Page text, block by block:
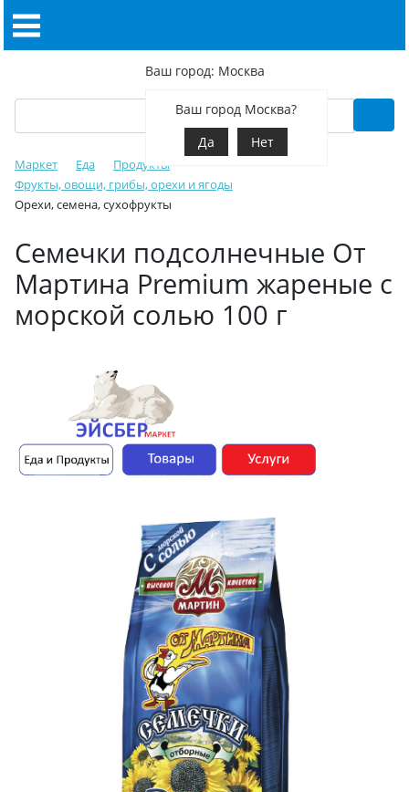
Ваш город: Москва
Ваш город Москва?
Да
Нет
Маркет Еда
Продукты
Фрукты, овощи, грибы, орехи и ягоды
Орехи, семена, сухофрукты
Семечки подсолнечные От
Мартина Premium жареные с
морской солью 100 г